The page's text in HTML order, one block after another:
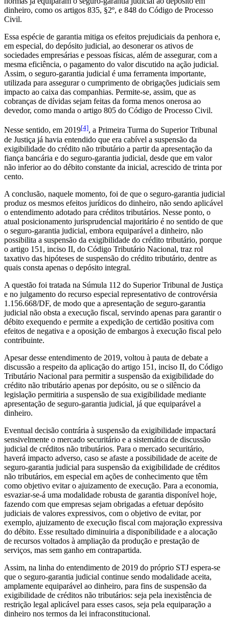
dinheiro, como os artigos 835, §2º, e 848 do Código de Processo
Civil.
Essa espécie de garantia mitiga os efeitos prejudiciais da penhora e,
em especial, do depósito judicial, ao desonerar os ativos de
sociedades empresárias e pessoas físicas, além de assegurar, com a
mesma eficiência, o pagamento do valor discutido na ação judicial.
Assim, o seguro-garantia judicial é uma ferramenta importante,
utilizada para assegurar o cumprimento de obrigações judiciais sem
impacto ao caixa das companhias. Permite-se, assim, que as
cobranças de dívidas sejam feitas da forma menos onerosa ao
devedor, como manda o artigo 805 do Código de Processo Civil.
Nesse sentido, em 2019[4], a Primeira Turma do Superior Tribunal
de Justiça já havia entendido que era cabível a suspensão da
exigibilidade do crédito não tributário a partir da apresentação da
fiança bancária e do seguro-garantia judicial, desde que em valor
não inferior ao do débito constante da inicial, acrescido de trinta por
cento.
A conclusão, naquele momento, foi de que o seguro-garantia judicial
produz os mesmos efeitos jurídicos do dinheiro, não sendo aplicável
o entendimento adotado para créditos tributários. Nesse ponto, o
atual posicionamento jurisprudencial majoritário é no sentido de que
o seguro-garantia judicial, embora equiparável a dinheiro, não
possibilita a suspensão da exigibilidade do crédito tributário, porque
o artigo 151, inciso II, do Código Tributário Nacional, traz rol
taxativo das hipóteses de suspensão do crédito tributário, dentre as
quais consta apenas o depósito integral.
A questão foi tratada na Súmula 112 do Superior Tribunal de Justiça
e no julgamento do recurso especial representativo de controvérsia
1.156.668/DF, de modo que a apresentação de seguro-garantia
judicial não obsta a execução fiscal, servindo apenas para garantir o
débito exequendo e permite a expedição de certidão positiva com
efeitos de negativa e a oposição de embargos à execução fiscal pelo
contribuinte.
Apesar desse entendimento de 2019, voltou à pauta de debate a
discussão a respeito da aplicação do artigo 151, inciso II, do Código
Tributário Nacional para permitir a suspensão da exigibilidade do
crédito não tributário apenas por depósito, ou se o silêncio da
legislação permitiria a suspensão de sua exigibilidade mediante
apresentação de seguro-garantia judicial, já que equiparável a
dinheiro.
Eventual decisão contrária à suspensão da exigibilidade impactará
sensivelmente o mercado securitário e a sistemática de discussão
judicial de créditos não tributários. Para o mercado securitário,
haverá impacto adverso, caso se afaste a possibilidade de aceite de
seguro-garantia judicial para suspensão da exigibilidade de créditos
não tributários, em especial em ações de conhecimento que têm
como objetivo evitar o ajuizamento de execução. Para a economia,
esvaziar-se-á uma modalidade robusta de garantia disponível hoje,
fazendo com que empresas sejam obrigadas a efetuar depósito
judiciais de valores expressivos, com o objetivo de evitar, por
exemplo, ajuizamento de execução fiscal com majoração expressiva
do débito. Esse resultado diminuiria a disponibilidade e a alocação
de recursos voltados à ampliação da produção e prestação de
serviços, mas sem ganho em contrapartida.
Assim, na linha do entendimento de 2019 do próprio STJ espera-se
que o seguro-garantia judicial continue sendo modalidade aceita,
amplamente equiparável ao dinheiro, para fins de suspensão da
exigibilidade de créditos não tributários: seja pela inexistência de
restrição legal aplicável para esses casos, seja pela equiparação a
dinheiro nos termos da lei infraconstitucional.